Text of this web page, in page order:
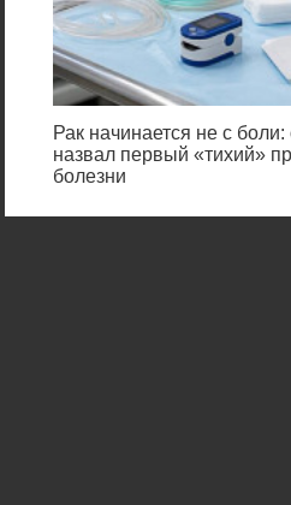
Рак начинается не с боли:
назвал первый «тихий»
болезни